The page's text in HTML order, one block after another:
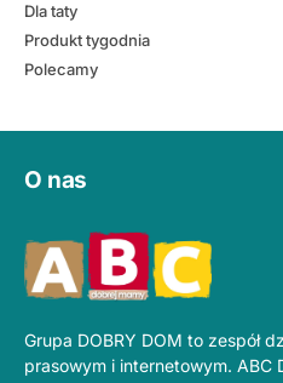
Dla taty
Produkt tygodnia
Polecamy
O nas
Grupa DOBRY DOM to zespół
prasowym i internetowym. ABC